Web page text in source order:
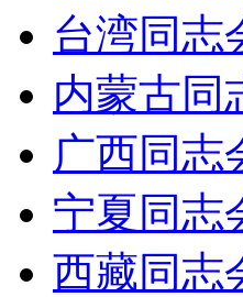
台湾同志
内蒙古同
广西同志
宁夏同志
西藏同志